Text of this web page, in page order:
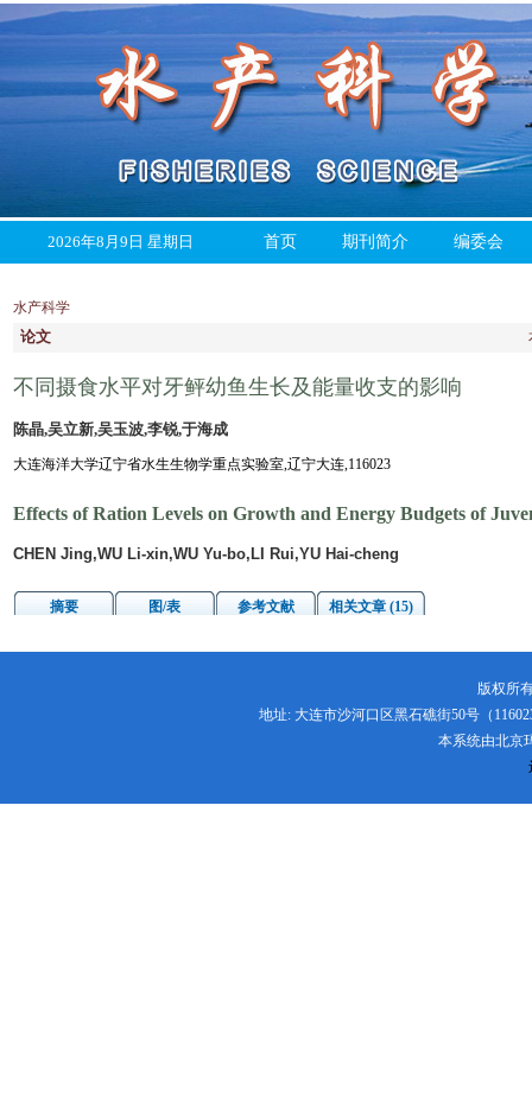
2026年8月9日 星期日 首页 期刊简介 编委会
水产科学
论文
不同摄食水平对牙鲆幼鱼生长及能量收支的影响
陈晶,吴立新,吴玉波,李锐,于海成
大连海洋大学辽宁省水生生物学重点实验室,辽宁大连,116023
Effects of Ration Levels on Growth and Energy Budgets of
CHEN Jing,WU Li-xin,WU Yu-bo,LI Rui,YU Hai-cheng
摘要 图/表 参考文献 相关文章 (15)
版权所
地址: 大连市沙河口区黑石礁街50号（
本系统由北京